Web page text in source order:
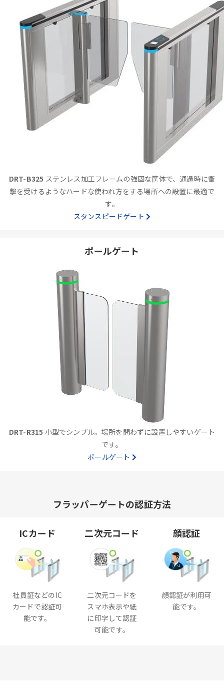
DRT-B325 ステンレス加工フレームの強固な筐体で、通過時に衝
撃を受けるようなハードな使われ方をする場所への設置に最適で
す。
スタンスピードゲート
ポールゲート
DRT-R315 小型でシンプル。場所を問わずに設置しやすいゲート
です。
ポールゲート
フラッパーゲートの認証方法
ICカード
社員証などのIC
カードで認証可
能です。
二次元コード
二次元コードを
スマホ表示や紙
に印字して認証
可能です。
顔認証
顔認証が利用可
能です。